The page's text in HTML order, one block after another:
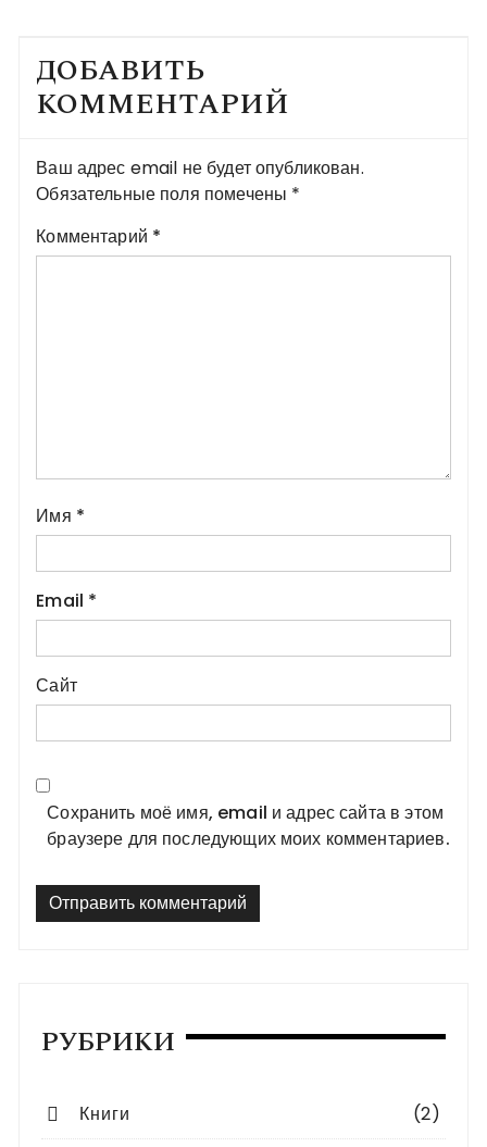
ДОБАВИТЬ
КОММЕНТАРИЙ
Ваш адрес email не будет опубликован.
Обязательные поля помечены *
Комментарий *
Имя *
Email *
Сайт
Сохранить моё имя, email и адрес сайта в этом
браузере для последующих моих комментариев.
РУБРИКИ
Книги
(2)